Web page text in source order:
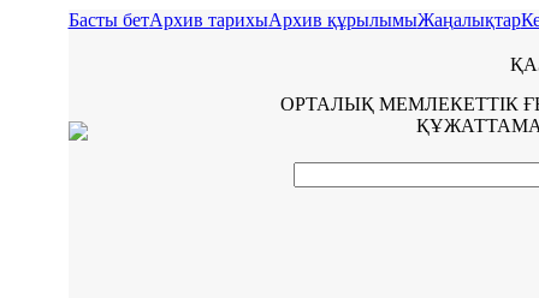
Басты бетАрхив тарихыАрхив құрылымыЖаңалықтар
ОРТАЛЫҚ МЕМЛЕКЕТТІК